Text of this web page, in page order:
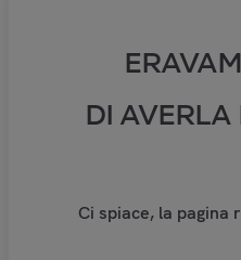
DI AVERLA
Ci spiace, la pagina